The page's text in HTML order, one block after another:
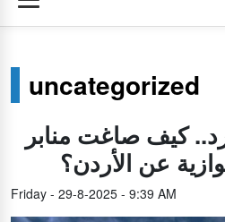
uncategorized
كيف صاغت منابر
عن الأردن؟
Friday - 29-8-2025 - 9:39 AM